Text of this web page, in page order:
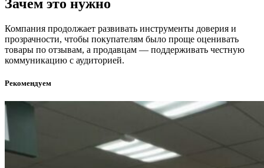
Зачем это нужно
Компания продолжает развивать инструменты доверия и
прозрачности, чтобы покупателям было проще оценивать
товары по отзывам, а продавцам — поддерживать честную
коммуникацию с аудиторией.
Рекомендуем